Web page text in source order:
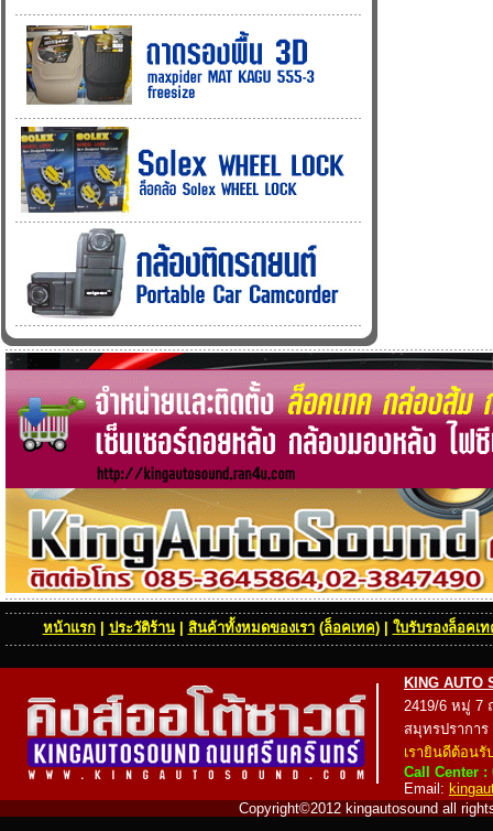
หน้าแรก| ประวัติร้าน| สินค้าทั้งหมดของเรา(ล็อคเทค) | ใบรับรองล็อคเ
KING AUTO
2419/6 หมู่ 7
สมุทรปราการ
เรายินดีต้อน
Call Center :
Email:
Copyright©2012 kingautosound all